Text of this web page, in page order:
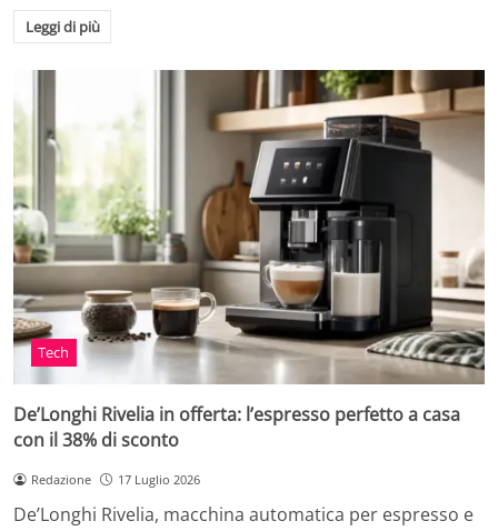
Leggi di più
Tech
De’Longhi Rivelia in offerta: l’espresso perfetto a casa
con il 38% di sconto
Redazione 17 Luglio 2026
De’Longhi Rivelia, macchina automatica per espresso e